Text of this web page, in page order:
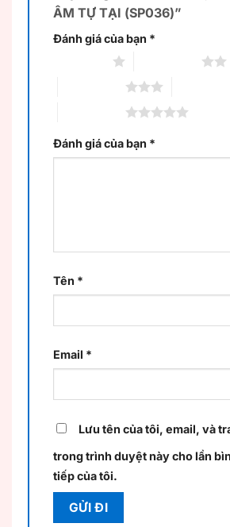
ÂM TỰ TẠI (SP036)”
Đánh giá của bạn *
Đánh giá của bạn *
Tên *
Email *
Lưu tên của tôi, email, và
trong trình duyệt này cho lần
tiếp của tôi.